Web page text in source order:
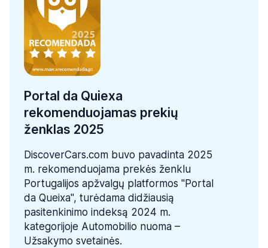
Portal da Quiexa
rekomenduojamas prekių
ženklas 2025
DiscoverCars.com buvo pavadinta 2025
m. rekomenduojama prekės ženklu
Portugalijos apžvalgų platformos "Portal
da Queixa", turėdama didžiausią
pasitenkinimo indeksą 2024 m.
kategorijoje Automobilio nuoma –
Užsakymo svetainės.